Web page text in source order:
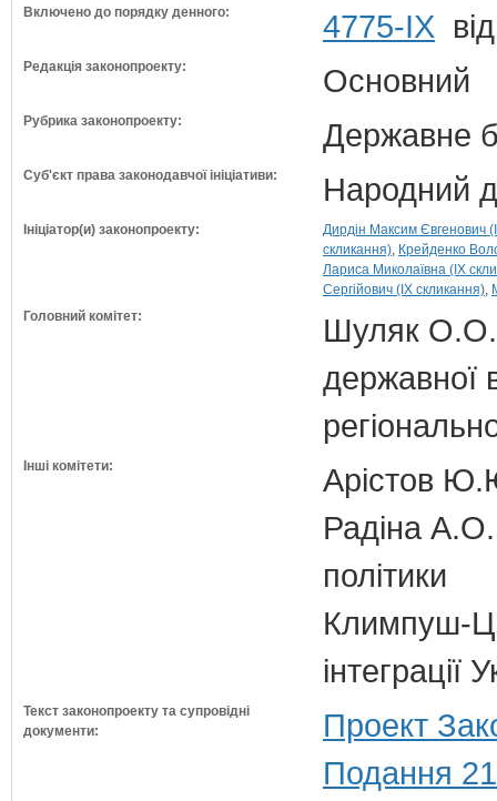
Включено до порядку денного: 4775-IX
Редакція законопроекту: Основний
Рубрика законопроекту: Державне
Суб'єкт права законодавчої ініціативи: Народний
Ініціатор(и) законопроекту:
Дирдін Максим Євгенович
скликання) Крейденко
Лариса Миколаївна (IX
Сергійович (IX скликання)
Головний комітет:
Шуляк О.О.
державної
Інші комітети:
Арістов
Радіна А.О.
політики
Климпуш-
Текст законопроекту та супровідні
документи:
Проект
Подання